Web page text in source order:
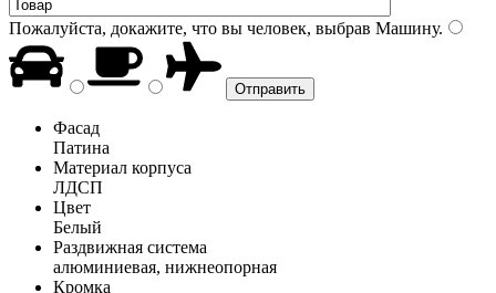
Пожалуйста, докажите, что вы человек, выбрав Машину.
Фасад
Патина
Материал корпуса
ЛДСП
Цвет
Белый
Раздвижная система
алюминиевая, нижнеопорная
Кромка